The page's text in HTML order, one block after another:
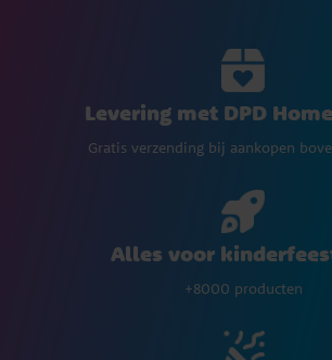
Levering met DPD
Gratis verzending bij aankopen
Alles voor
+8000 producten